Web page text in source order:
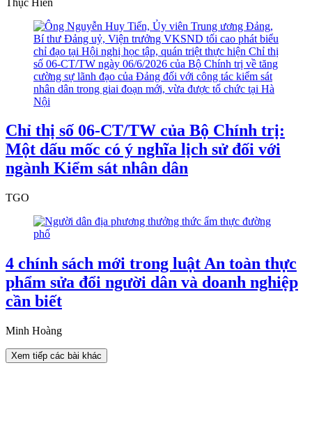
Chỉ thị số 06-CT/TW của Bộ Chính trị:
Một dấu mốc có ý nghĩa lịch sử đối với
ngành Kiểm sát nhân dân
TGO
4 chính sách mới trong luật An toàn thực
phẩm sửa đổi người dân và doanh nghiệp
cần biết
Minh Hoàng
Xem tiếp các bài khác